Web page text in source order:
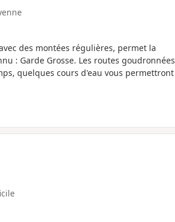
des montées régulières, permet la
: Garde Grosse. Les routes goudronnées
quelques cours d'eau vous permettront